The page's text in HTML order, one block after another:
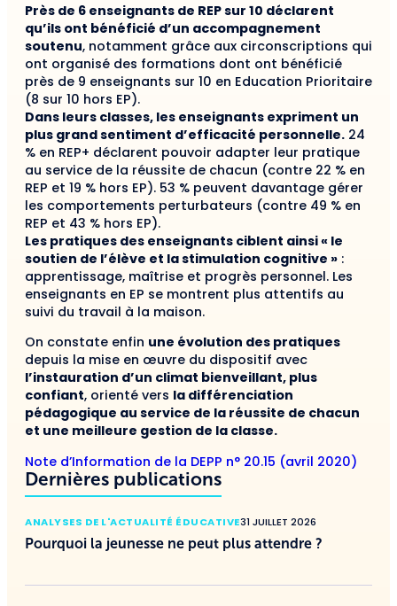
Près de 6 enseignants de REP sur 10 déclarent
qu’ils ont bénéficié d’un accompagnement
soutenu, notamment grâce aux circonscriptions qui
ont organisé des formations dont ont bénéficié
près de 9 enseignants sur 10 en Education Prioritaire
(8 sur 10 hors EP).
Dans leurs classes, les enseignants expriment un
plus grand sentiment d’efficacité personnelle. 24
% en REP+ déclarent pouvoir adapter leur pratique
au service de la réussite de chacun (contre 22 % en
REP et 19 % hors EP). 53 % peuvent davantage gérer
les comportements perturbateurs (contre 49 % en
REP et 43 % hors EP).
Les pratiques des enseignants ciblent ainsi « le
soutien de l’élève et la stimulation cognitive » :
apprentissage, maîtrise et progrès personnel. Les
enseignants en EP se montrent plus attentifs au
suivi du travail à la maison.
On constate enfin une évolution des pratiques
depuis la mise en œuvre du dispositif avec
l’instauration d’un climat bienveillant, plus
confiant, orienté vers la différenciation
pédagogique au service de la réussite de chacun
et une meilleure gestion de la classe.
Note d’Information de la DEPP n° 20.15 (avril 2020)
Dernières publications
ANALYSES DE L'ACTUALITÉ ÉDUCATIVE31 JUILLET 2026
Pourquoi la jeunesse ne peut plus attendre ?